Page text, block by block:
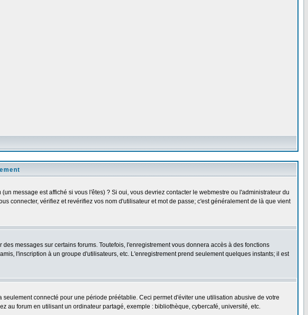
message est affiché si vous l'êtes) ? Si oui, vous devriez contacter le webmestre ou l'administrateur du
connecter, vérifiez et revérifiez vos nom d'utilisateur et mot de passe; c'est généralement de là que vient
messages sur certains forums. Toutefois, l'enregistrement vous donnera accès à des fonctions
l'inscription à un groupe d'utilisateurs, etc. L'enregistrement prend seulement quelques instants; il est
seulement connecté pour une période préétablie. Ceci permet d'éviter une utilisation abusive de votre
au forum en utilisant un ordinateur partagé, exemple : bibliothèque, cybercafé, université, etc.